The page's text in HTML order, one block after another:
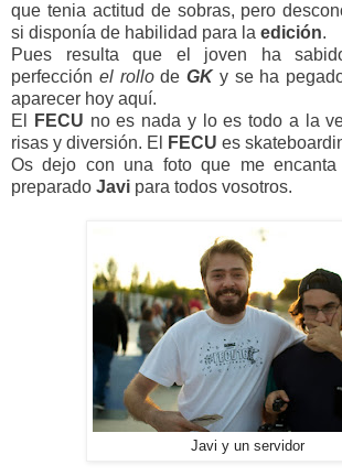
que tenia actitud de sobras, pero
si disponía de habilidad para la edición.
Pues resulta que el joven ha
perfección el rollode GKy se ha
aparecer hoy aquí.
El
FECU no es nada y lo es todo a la
risas y diversión. El
FECU es
Os dejo con una foto que me
preparado Javi para todos vosotros.
Javi y un servidor